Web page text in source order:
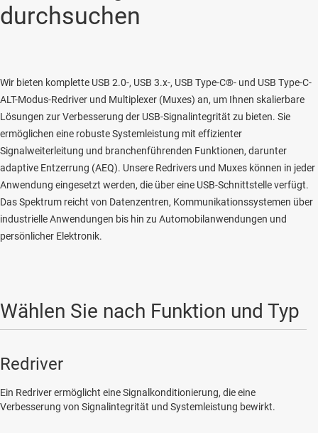
durchsuchen
Wir bieten komplette USB 2.0-, USB 3.x-, USB Type-C®- und USB Type-C-
ALT-Modus-Redriver und Multiplexer (Muxes) an, um Ihnen skalierbare
Lösungen zur Verbesserung der USB-Signalintegrität zu bieten. Sie
ermöglichen eine robuste Systemleistung mit effizienter
Signalweiterleitung und branchenführenden Funktionen, darunter
adaptive Entzerrung (AEQ). Unsere Redrivers und Muxes können in jeder
Anwendung eingesetzt werden, die über eine USB-Schnittstelle verfügt.
Das Spektrum reicht von Datenzentren, Kommunikationssystemen über
industrielle Anwendungen bis hin zu Automobilanwendungen und
persönlicher Elektronik.
Wählen Sie nach Funktion und Typ
Redriver
Ein Redriver ermöglicht eine Signalkonditionierung, die eine
Verbesserung von Signalintegrität und Systemleistung bewirkt.